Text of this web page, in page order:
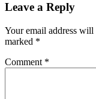
Leave a Reply
Your email address will
marked *
Comment *